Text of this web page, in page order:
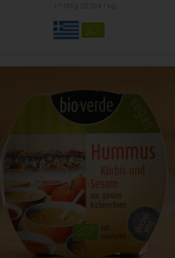
150 g
Anzahl
2,89